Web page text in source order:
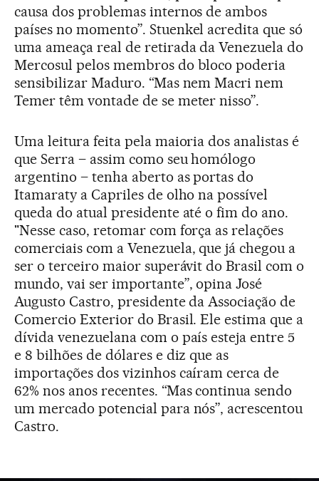
causa dos problemas internos de ambos
países no momento”. Stuenkel acredita que só
uma ameaça real de retirada da Venezuela do
Mercosul pelos membros do bloco poderia
sensibilizar Maduro. “Mas nem Macri nem
Temer têm vontade de se meter nisso”.
Uma leitura feita pela maioria dos analistas é
que Serra – assim como seu homólogo
argentino – tenha aberto as portas do
Itamaraty a Capriles de olho na possível
queda do atual presidente até o fim do ano.
"Nesse caso, retomar com força as relações
comerciais com a Venezuela, que já chegou a
ser o terceiro maior superávit do Brasil com o
mundo, vai ser importante”, opina José
Augusto Castro, presidente da Associação de
Comercio Exterior do Brasil. Ele estima que a
dívida venezuelana com o país esteja entre 5
e 8 bilhões de dólares e diz que as
importações dos vizinhos caíram cerca de
62% nos anos recentes. “Mas continua sendo
um mercado potencial para nós”, acrescentou
Castro.